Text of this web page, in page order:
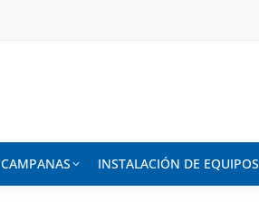
CAMPANAS INSTALACIÓN DE EQUIPOS